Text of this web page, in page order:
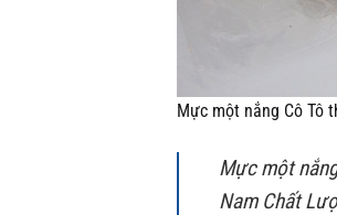
Mực một nắng Cô Tô
Mực một
Nam Chất